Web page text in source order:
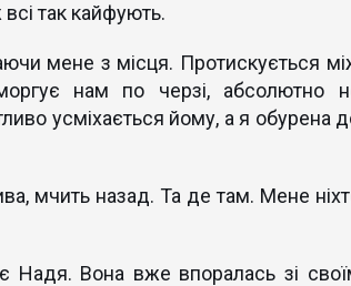
так кайфують.
мене з місця. Протискується
нам по черзі, абсолютно
усміхається йому, а я обурена
мчить назад. Та де там. Мене
Надя. Вона вже впоралась зі